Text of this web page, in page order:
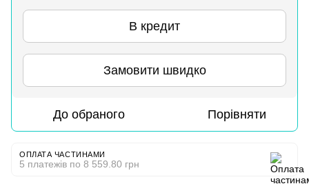
В кредит
Замовити швидко
До обраного Порівняти
ОПЛАТА ЧАСТИНАМИ
5 платежів по 8 559.80 грн